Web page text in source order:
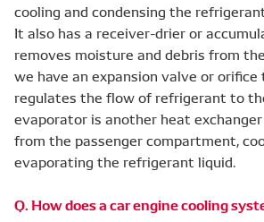
cooling and condensing the
It also has a receiver-drier or
removes moisture and debris from
we have an expansion valve or
regulates the flow of refrigerant to
evaporator is another heat
from the passenger compartment,
evaporating the refrigerant liquid.
Q. How does a car engine cooling